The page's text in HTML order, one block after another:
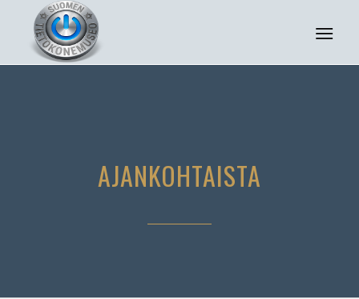
AJANKOHTAISTA